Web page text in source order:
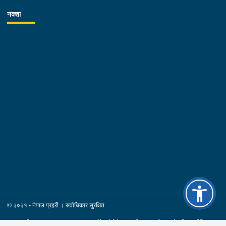
का.म.न.पा. वडा नं.२१ । पीडित संख्या :- ३ जना ।३. नाम थर :-
कमल श्रेष्ठ उमेर :- ३४ वर्ष स्थायी वतन :- जिल्ला चितवन
नक्शा
© २०२१ - नेपाल प्रहरी । सर्वाधिकार सुरक्षित
साइट सूची पृष्ठ भ्रमण: २८२७५ ईमेल हेर्नुहोस् नियम र सर्त गोपनीयता नीति